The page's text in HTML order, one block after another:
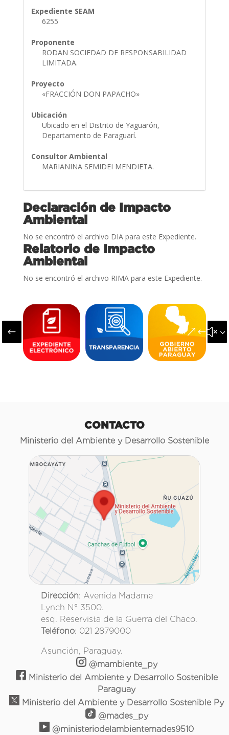
Expediente SEAM
6255
Proponente
RODAN SOCIEDAD DE RESPONSABILIDAD
LIMITADA.
Proyecto
«FRACCIÓN DON PAPACHO»
Ubicación
Ubicado en el Distrito de Yaguarón,
Departamento de Paraguarí.
Consultor Ambiental
MARIANINA SEMIDEI MENDIETA.
Declaración de Impacto
Ambiental
No se encontró el archivo DIA para este Expediente.
Relatorio de Impacto
Ambiental
No se encontró el archivo RIMA para este Expediente.
#
CONTACTO
Ministerio del Ambiente y Desarrollo Sostenible
Dirección: Avenida Madame
Lynch N° 3500.
esq. Reservista de la Guerra del Chaco.
Teléfono: 021 2879000
Asunción, Paraguay.
@mambiente_py
Ministerio del Ambiente y Desarrollo Sostenible
Paraguay
Ministerio del Ambiente y Desarrollo Sostenible Py
@mades_py
@ministeriodelambientemades9510